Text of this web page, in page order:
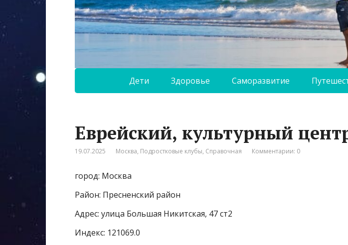
Дети Здоровье Саморазвитие
Еврейский, культурный
19.07.2025 Москва, Подростковые клубы, Справочная Комментарии: 0
город: Москва
Район: Пресненский район
Адрес: улица Большая Никитская, 47 ст2
Индекс: 121069.0